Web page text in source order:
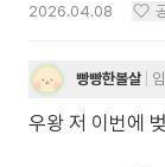
2026.04.08
빵빵한볼살
우왕 저 이번에